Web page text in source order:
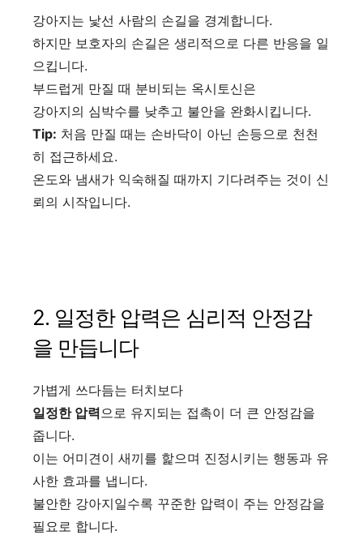
강아지는 낯선 사람의 손길을 경계합니다.
하지만 보호자의 손길은 생리적으로 다른 반응을 일
으킵니다.
부드럽게 만질 때 분비되는 옥시토신은
강아지의 심박수를 낮추고 불안을 완화시킵니다.
Tip: 처음 만질 때는 손바닥이 아닌 손등으로 천천
히 접근하세요.
온도와 냄새가 익숙해질 때까지 기다려주는 것이 신
뢰의 시작입니다.
2. 일정한 압력은 심리적 안정감
을 만듭니다
가볍게 쓰다듬는 터치보다
일정한 압력으로 유지되는 접촉이 더 큰 안정감을
줍니다.
이는 어미견이 새끼를 핥으며 진정시키는 행동과 유
사한 효과를 냅니다.
불안한 강아지일수록 꾸준한 압력이 주는 안정감을
필요로 합니다.